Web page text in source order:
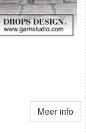
Meer info